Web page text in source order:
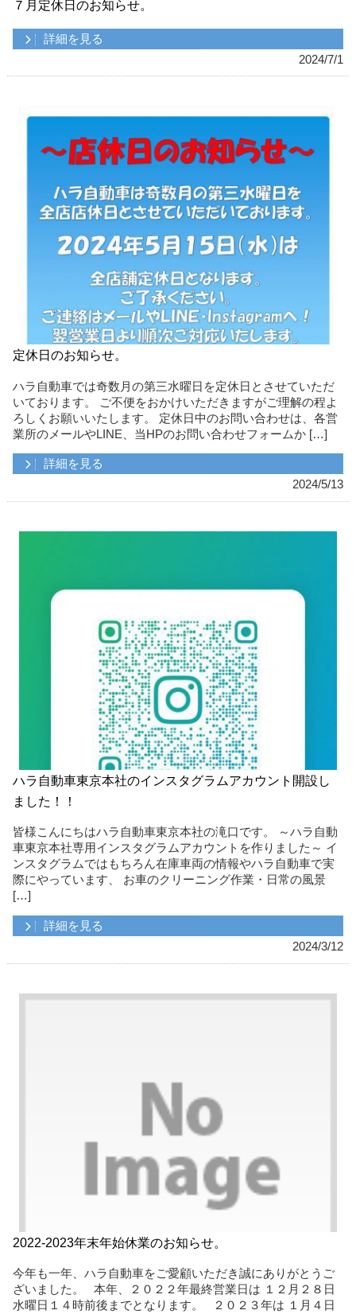
７月定休日のお知らせ。
詳細を見る
2024/7/1
定休日のお知らせ。
ハラ自動車では奇数月の第三水曜日を定休日とさせていただ
いております。 ご不便をおかけいただきますがご理解の程よ
ろしくお願いいたします。 定休日中のお問い合わせは、各営
業所のメールやLINE、当HPのお問い合わせフォームか […]
詳細を見る
2024/5/13
ハラ自動車東京本社のインスタグラムアカウント開設し
ました！！
皆様こんにちはハラ自動車東京本社の滝口です。 ～ハラ自動
車東京本社専用インスタグラムアカウントを作りました～ イ
ンスタグラムではもちろん在庫車両の情報やハラ自動車で実
際にやっています、 お車のクリーニング作業・日常の風景
[…]
詳細を見る
2024/3/12
2022-2023年末年始休業のお知らせ。
今年も一年、ハラ自動車をご愛顧いただき誠にありがとうご
ざいました。 本年、２０２２年最終営業日は １２月２８日
水曜日１４時前後までとなります。 ２０２３年は １月４日